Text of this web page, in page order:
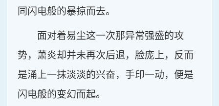
同闪电般的暴掠而去。
面对着易尘这一次那异常强盛的攻
势，萧炎却并未再次后退，脸庞上，反而
是涌上一抹淡淡的兴奋，手印一动，便是
闪电般的变幻而起。